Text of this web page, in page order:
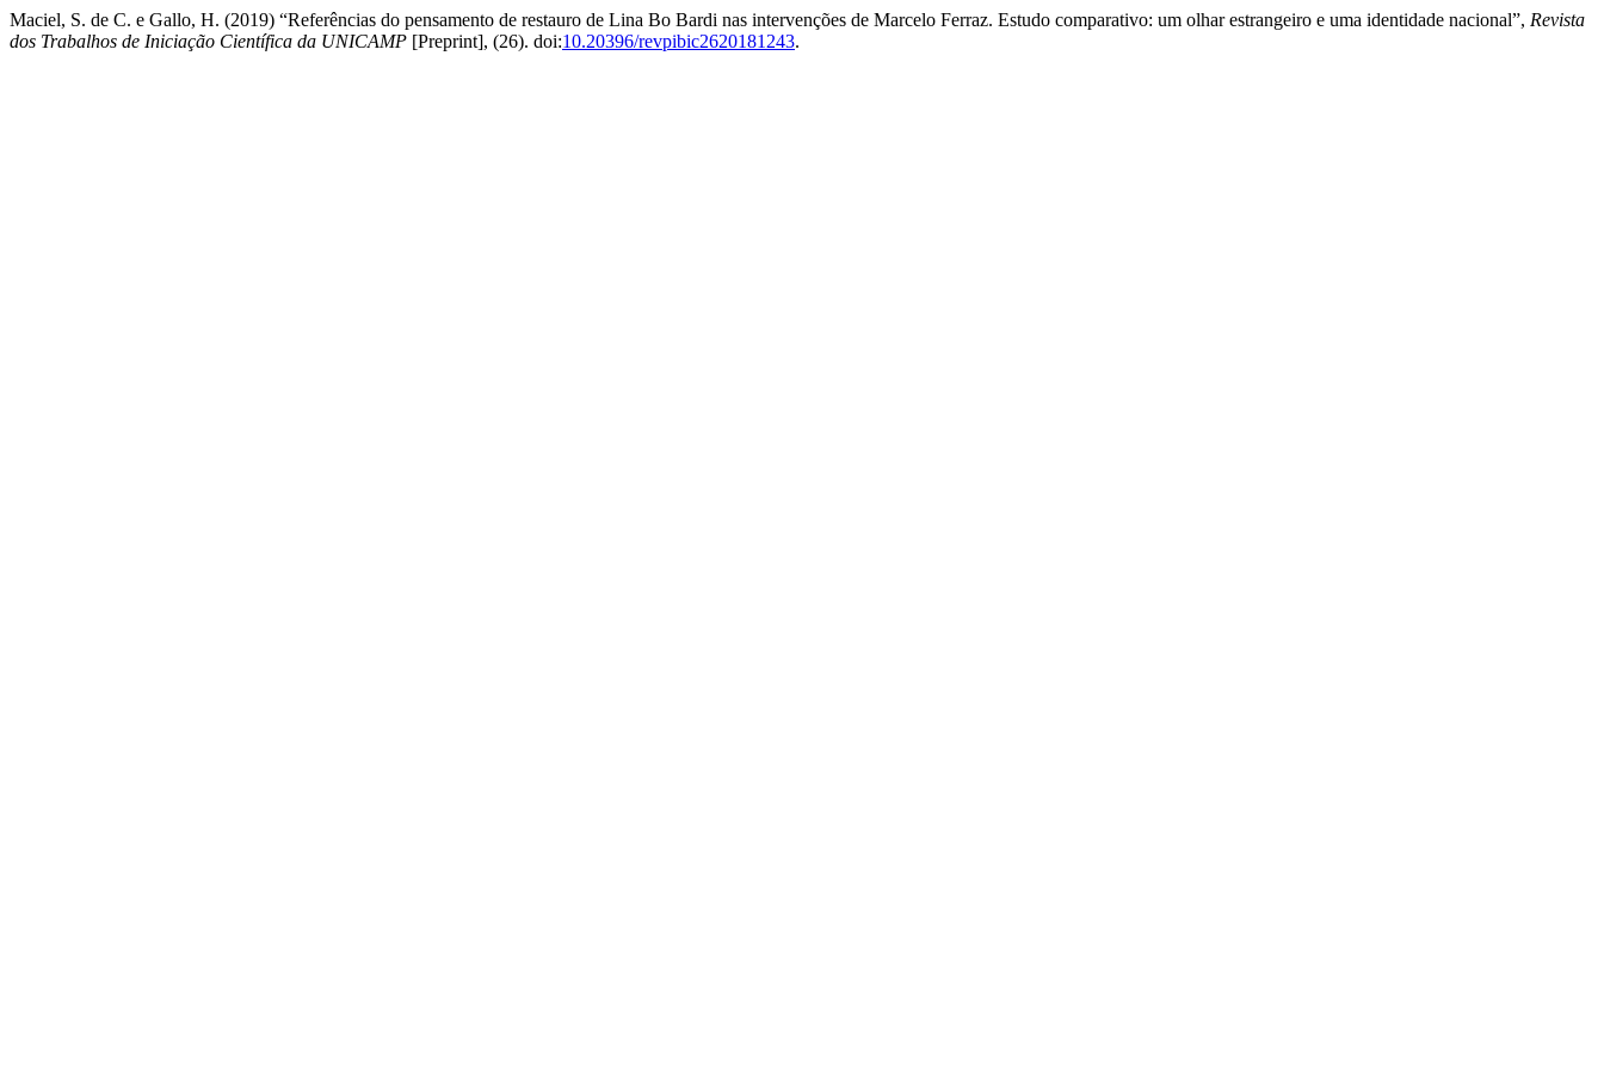
Maciel, S. de C. e Gallo, H. (2019) “Referências do pensamento de restauro de Lina Bo Bardi nas intervenções de Marcelo Ferraz. Estudo comparativo: um olhar estrangeiro e uma identidade nacional”, Revista
dos Trabalhos de Iniciação Científica da UNICAMP [Preprint], (26). doi:10.20396/revpibic2620181243.